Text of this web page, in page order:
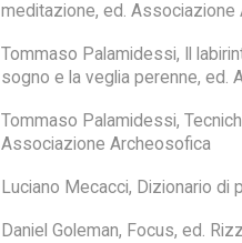
meditazione, ed. Associazione
Tommaso Palamidessi, Il
sogno e la veglia perenne, ed.
Tommaso Palamidessi,
Associazione Archeosofica
Luciano Mecacci, Dizionario di
Daniel Goleman, Focus, ed.